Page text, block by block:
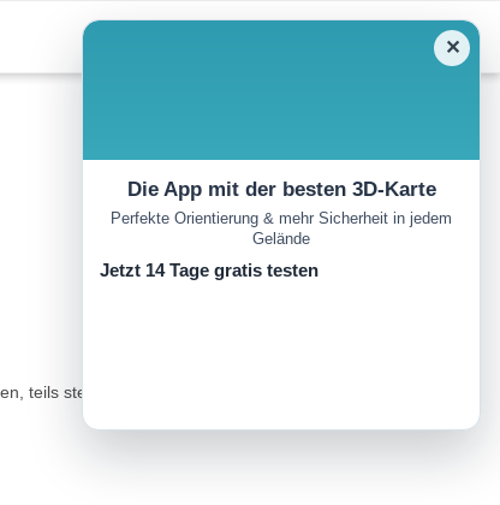
teils steilen Auf- und Abstiegen auf überwiegend breiten
✕
Die App mit der besten 3D-Karte
Perfekte Orientierung & mehr Sicherheit in jedem
Gelände
Jetzt 14 Tage gratis testen